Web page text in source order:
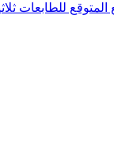
للطابعات